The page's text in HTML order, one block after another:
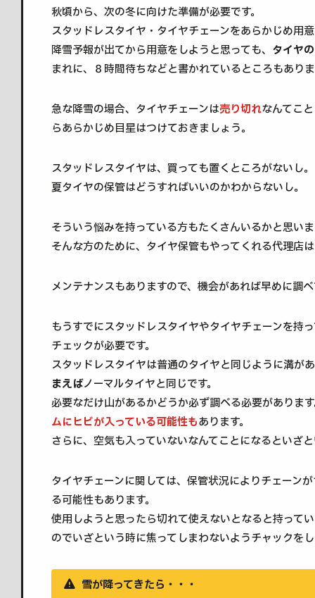
秋頃から、次の冬に向けた準備が必要です。
スタッドレスタイヤ・タイヤチェーンをあらかじめ用
降雪予報が出てから用意をしようと思っても、 タイヤ
まれに、８時間待ちなどと書かれているところもあり
急な降雪の場合、タイヤチェーンは売り切れなんてこ
らあらかじめ目星はつけておきましょう。
スタッドレスタイヤは、買っても置くところがないし。
夏タイヤの保管はどうすればいいのかわからないし。
そういう悩みを持っている方もたくさんいるかと思い
そんな方のために、タイヤ保管もやってくれる代理店
メンテナンスもありますので、機会があれば早めに調
もうすでにスタッドレスタイヤやタイヤチェーンを持
チェックが必要です。
スタッドレスタイヤは普通のタイヤと同じように溝が
まえばノーマルタイヤと同じです。
必要なだけ山があるかどうか必ず調べる必要がありま
ムにヒビが入っている可能性もあります。
さらに、空気も入っていないなんてことになるといざ
タイヤチェーンに関しては、保管状況によりチェーン
る可能性もあります。
使用しようと思ったら切れて使えないとなると持って
のでいざという時に焦ってしまわないようチャックを
雪が降ってきたら・・・